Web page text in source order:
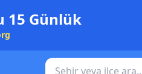
15 Günlük
Şehir veya ilçe ara